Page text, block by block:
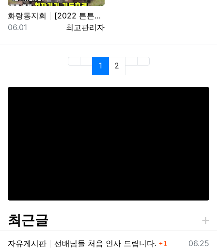
화랑동지회
[2022 튼튼한 국방] 육군11기동사단, 개편 이래 …
등록자
최고관리자
등록일
06.01
1 (current)
2 (last)
최근글
등록일
06.25
자유게시판 선배님들 처음 인사 드립니다. 댓글
1